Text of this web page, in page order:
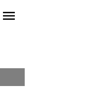
menu